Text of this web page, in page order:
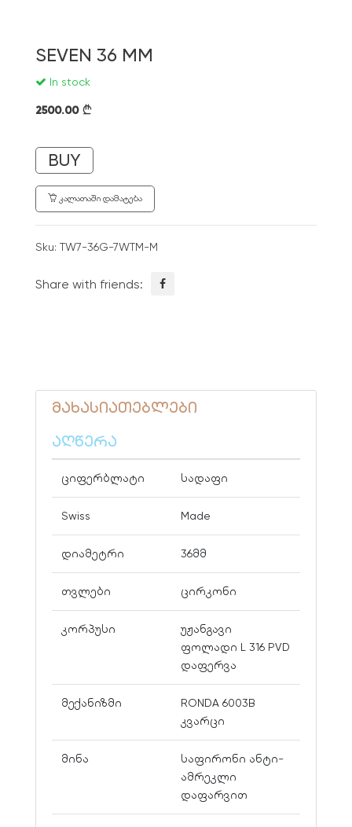
SEVEN 36 MM
In stock
2500.00 }
BUY
ᲙᲐᲚᲐᲗᲐᲨᲘ ᲓᲐᲛᲐᲢᲔᲑᲐ
Sku: TW7-36G-7WTM-M
Share with friends:
მახასიათებლები
აღწერა
ციფერბლატი სადაფი
Swiss Made
დიამეტრი 36მმ
თვლები ცირკონი
კორპუსი
უჟანგავი
ფოლადი L 316 PVD
დაფერვა
მექანიზმი
RONDA 6003B
კვარცი
მინა
საფირონი ანტი-
ამრეკლი
დაფარვით